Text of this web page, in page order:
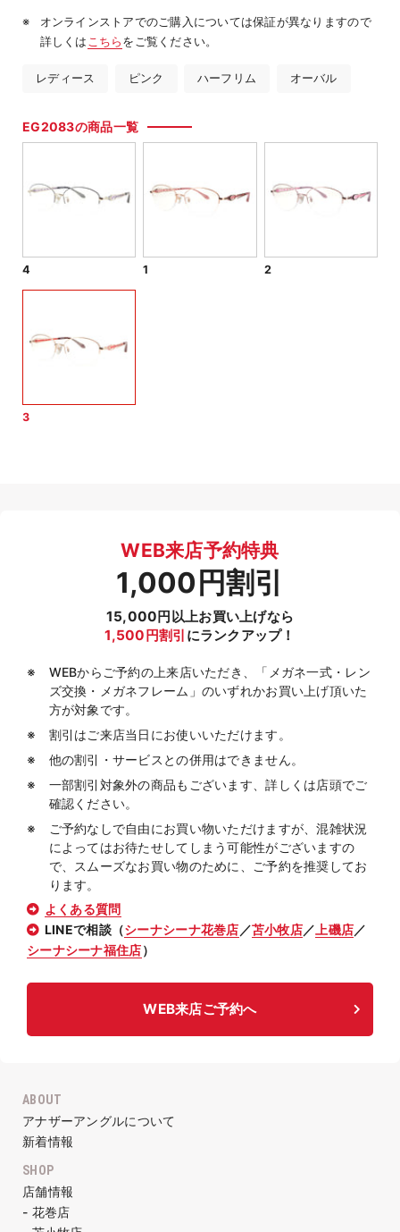
オンラインストアでのご購入については保証が異なりますので
詳しくは こちらをご覧ください。
レディース ピンク ハーフリム オーバル
EG2083の商品一覧
4 1 2
3
WEB来店予約特典
1,000円割引
15,000円以上お買い上げなら
1,500円割引 にランクアップ！
WEBからご予約の上来店いただき、「メガネ一式・レン
ズ交換・メガネフレーム」のいずれかお買い上げ頂いた
方が対象です。
割引はご来店当日にお使いいただけます。
他の割引・サービスとの併用はできません。
一部割引対象外の商品もございます、詳しくは店頭でご
確認ください。
ご予約なしで自由にお買い物いただけますが、混雑状況
によってはお待たせしてしまう可能性がございますの
で、スムーズなお買い物のために、ご予約を推奨してお
ります。
よくある質問
LINEで相談（シーナシーナ花巻店／苫小牧店／上磯店／
シーナシーナ福住店）
WEB来店ご予約へ
ABOUT
アナザーアングルについて
新着情報
SHOP
店舗情報
- 花巻店